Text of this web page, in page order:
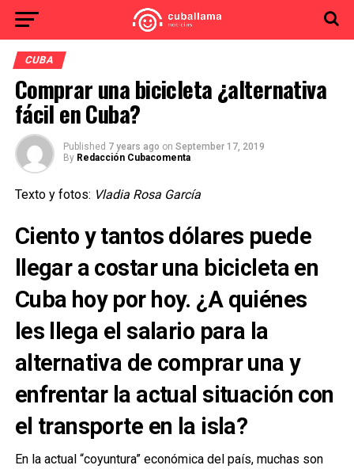
CUBA
Comprar una bicicleta ¿alternativa
fácil en Cuba?
Published 7 years ago on September 17, 2019
By Redacción Cubacomenta
Texto y fotos: Vladia Rosa García
Ciento y tantos dólares puede
llegar a costar una bicicleta en
Cuba hoy por hoy. ¿A quiénes
les llega el salario para la
alternativa de comprar una y
enfrentar la actual situación con
el transporte en la isla?
En la actual “coyuntura” económica del país, muchas son